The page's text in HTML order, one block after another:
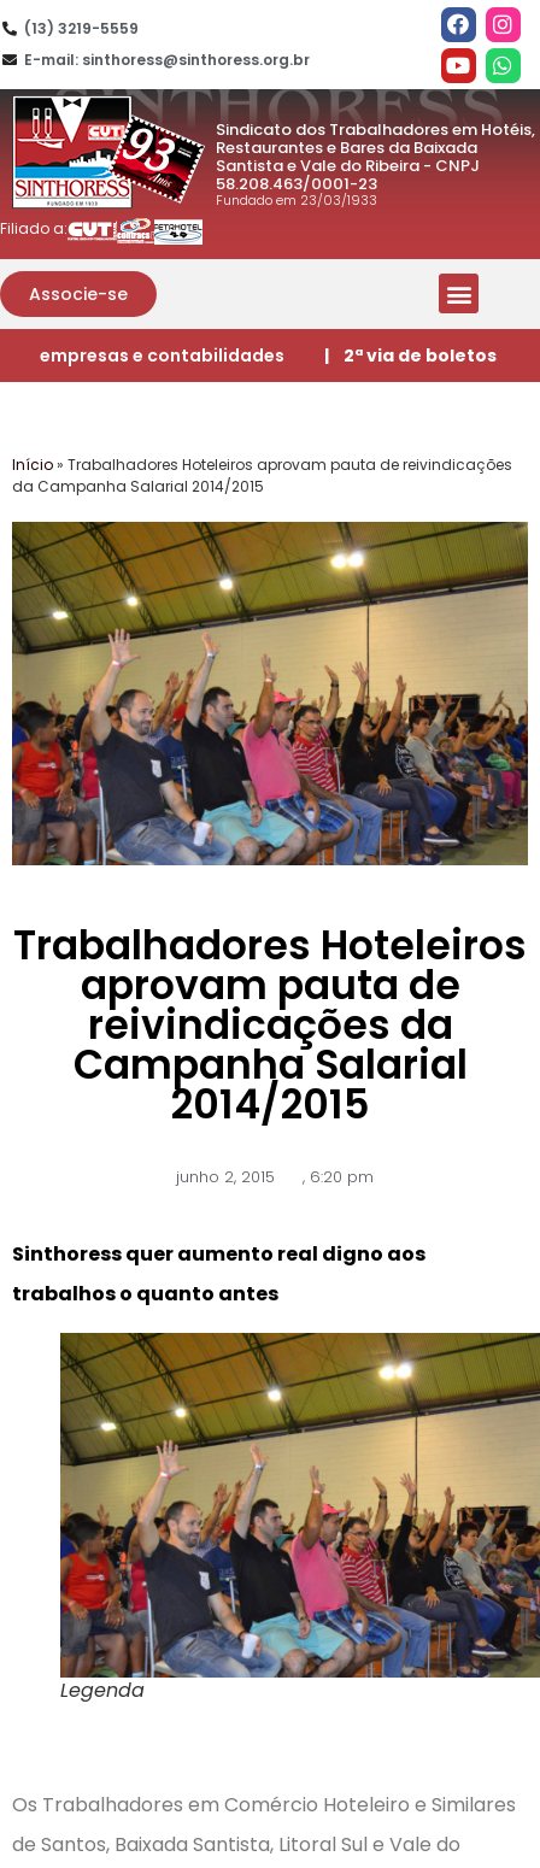
(13) 3219-5559
E-mail: sinthoress@sinthoress.org.br
Sindicato dos Trabalhadores em Hotéis,
Restaurantes e Bares da Baixada
Santista e Vale do Ribeira - CNPJ
58.208.463/0001-23
Fundado em 23/03/1933
Filiado a:
Associe-se
empresas e contabilidades | 2ª via de boletos
Início» Trabalhadores Hoteleiros aprovam pauta de reivindicações
da Campanha Salarial 2014/2015
Trabalhadores Hoteleiros
aprovam pauta de
reivindicações da
Campanha Salarial
2014/2015
junho 2, 2015 , 6:20 pm
Sinthoress quer aumento real digno aos
trabalhos o quanto antes
Legenda
Os Trabalhadores em Comércio Hoteleiro e Similares
de Santos, Baixada Santista, Litoral Sul e Vale do